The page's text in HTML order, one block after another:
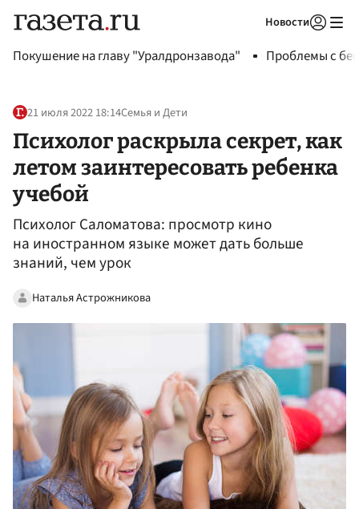
Новости
Покушение на главу "Уралдронзавода" Проблемы с
21 июля 2022 18:14Семья и Дети
Психолог раскрыла секрет, как
летом заинтересовать ребенка
учебой
Психолог Саломатова: просмотр кино
на иностранном языке может дать больше
знаний, чем урок
Наталья Астрожникова